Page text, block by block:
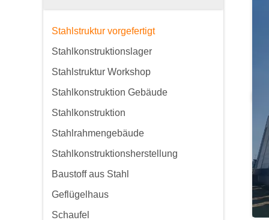
Stahlstruktur vorgefertigt
Stahlkonstruktionslager
Stahlstruktur Workshop
Stahlkonstruktion Gebäude
Stahlkonstruktion
Stahlrahmengebäude
Stahlkonstruktionsherstellung
Baustoff aus Stahl
Geflügelhaus
Schaufel